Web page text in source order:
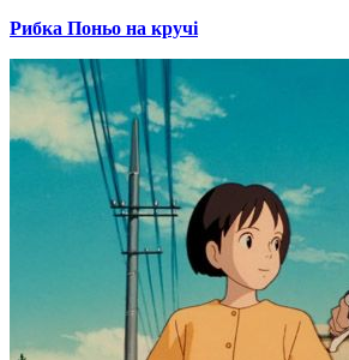
Рибка Поньо на кручі